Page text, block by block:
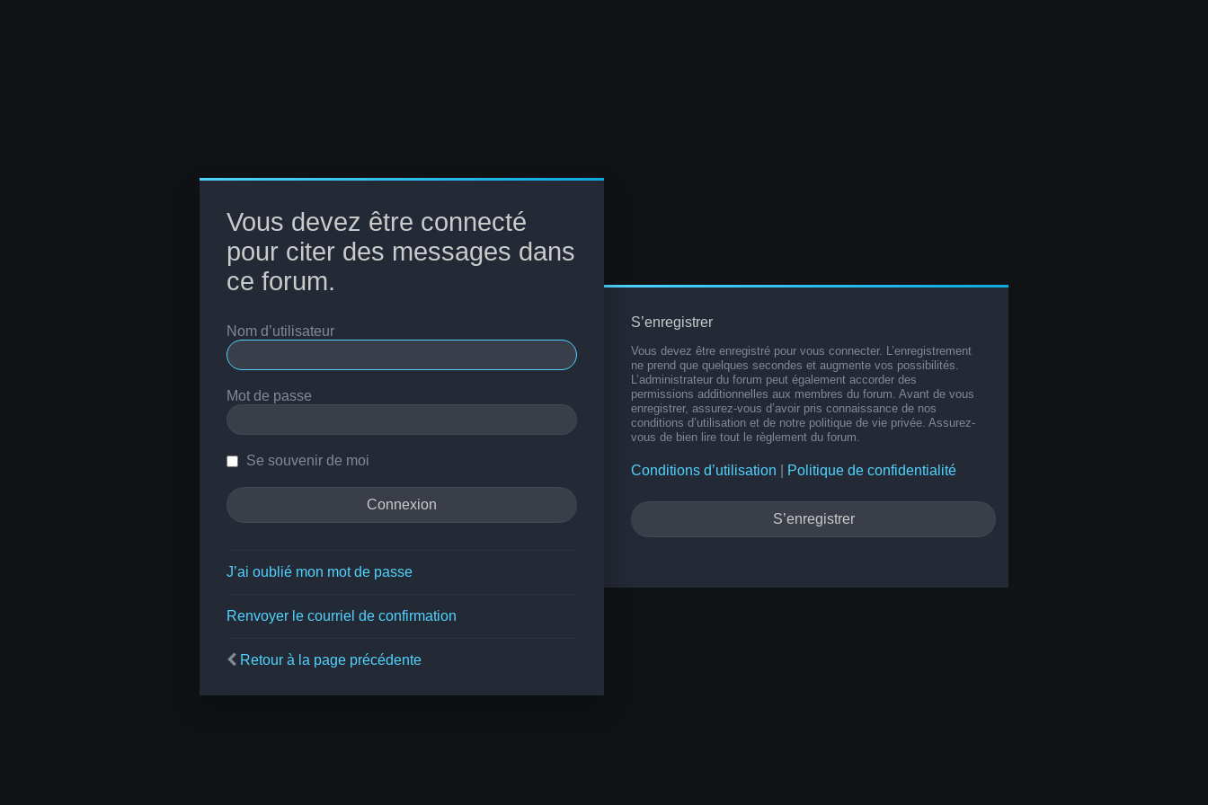
Vous devez être connecté
pour citer des messages dans
ce forum.
Nom d’utilisateur
Mot de passe
Se souvenir de moi
J’ai oublié mon mot de passe
Renvoyer le courriel de confirmation
Retour à la page précédente
S’enregistrer
Vous devez être enregistré pour vous connecter. L’enregistrement
ne prend que quelques secondes et augmente vos possibilités.
L’administrateur du forum peut également accorder des
permissions additionnelles aux membres du forum. Avant de vous
enregistrer, assurez-vous d’avoir pris connaissance de nos
conditions d’utilisation et de notre politique de vie privée. Assurez-
vous de bien lire tout le règlement du forum.
Conditions d’utilisation Politique de confidentialité
S’enregistrer